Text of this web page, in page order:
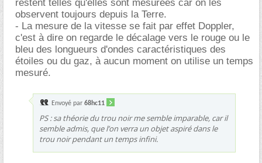
restent telles qu'elles sont mesurées car on les
observent toujours depuis la Terre.
- La mesure de la vitesse se fait par effet Doppler,
c'est à dire on regarde le décalage vers le rouge ou le
bleu des longueurs d'ondes caractéristiques des
étoiles ou du gaz, à aucun moment on utilise un temps
mesuré.
Envoyé par 68hc11
PS : sa théorie du trou noir me semble imparable, car il
semble admis, que l’on verra un objet aspiré dans le
trou noir pendant un temps infini.